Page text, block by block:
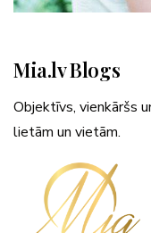
Mia.lv Blogs
Objektīvs, vienkāršs
lietām un vietām.